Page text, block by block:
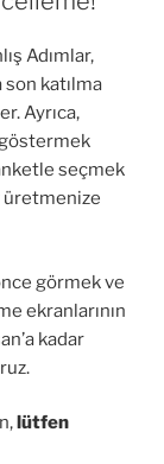
Adımlar,
son katılma
Ayrıca,
seçmek
üretmenize
görmek ve
ekranlarının
kadar
lütfen